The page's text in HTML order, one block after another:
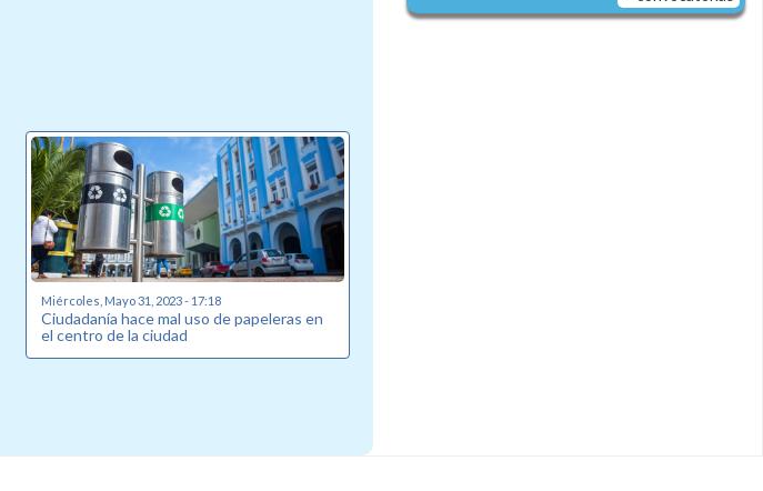
Miércoles, Mayo 31, 2023 - 17:18
Ciudadanía hace mal uso de papeleras en
el centro de la ciudad